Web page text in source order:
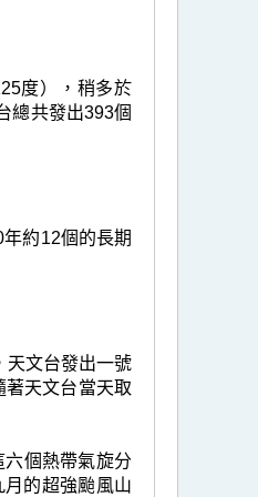
度），稍多於
總共發出393個
約12個的長期
天文台發出一號
天文台當天取
六個熱帶氣旋分
的超強颱風山